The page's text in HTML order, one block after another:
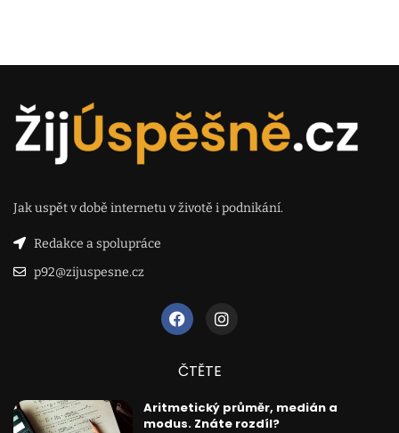
Jak uspět v době internetu v životě i podnikání.
Redakce a spolupráce
p92@zijuspesne.cz
ČTĚTE
Aritmetický průměr, medián a
modus. Znáte rozdíl?